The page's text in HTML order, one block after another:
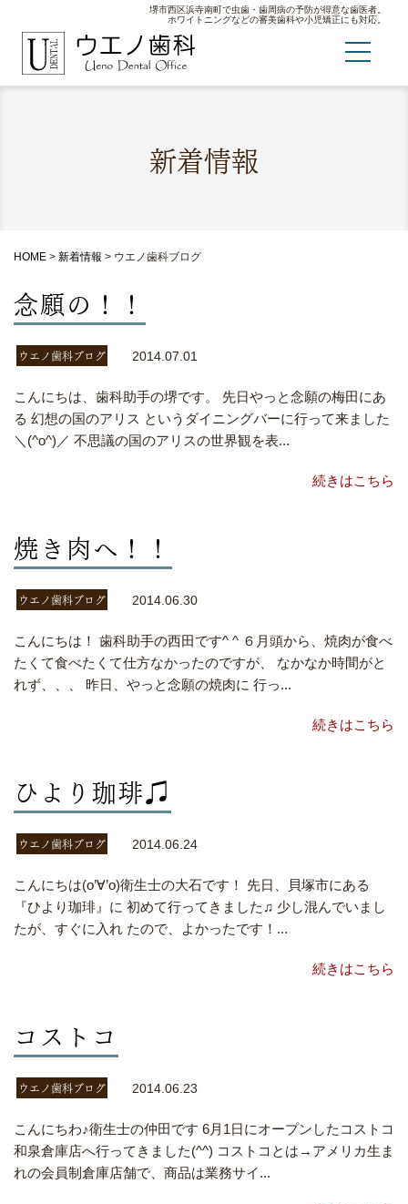
堺市西区浜寺南町で虫歯・歯周病の予防が得意な歯医者。
ホワイトニングなどの審美歯科や小児矯正にも対応。
新着情報
HOME > 新着情報 > ウエノ歯科ブログ
念願の！！
ウエノ歯科ブログ 2014.07.01
こんにちは、歯科助手の堺です。 先日やっと念願の梅田にあ
る 幻想の国のアリス というダイニングバーに行って来ました
＼(^o^)／ 不思議の国のアリスの世界観を表...
続きはこちら
焼き肉へ！！
ウエノ歯科ブログ 2014.06.30
こんにちは！ 歯科助手の西田です^ ^ ６月頭から、焼肉が食べ
たくて食べたくて仕方なかったのですが、 なかなか時間がと
れず、、、 昨日、やっと念願の焼肉に 行っ...
続きはこちら
ひより珈琲♫
ウエノ歯科ブログ 2014.06.24
こんにちは(o’∀’o)衛生士の大石です！ 先日、貝塚市にある
『ひより珈琲』に 初めて行ってきました♫ 少し混んでいまし
たが、すぐに入れ たので、よかったです！...
続きはこちら
コストコ
ウエノ歯科ブログ 2014.06.23
こんにちわ♪衛生士の仲田です 6月1日にオープンしたコストコ
和泉倉庫店へ行ってきました(^^) コストコとは→アメリカ生ま
れの会員制倉庫店舗で、商品は業務サイ...